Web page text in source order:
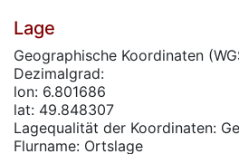
Lage
Geographische Koordinaten
Dezimalgrad:
lon: 6.801686
lat: 49.848307
Lagequalität der Koordinaten:
Flurname: Ortslage